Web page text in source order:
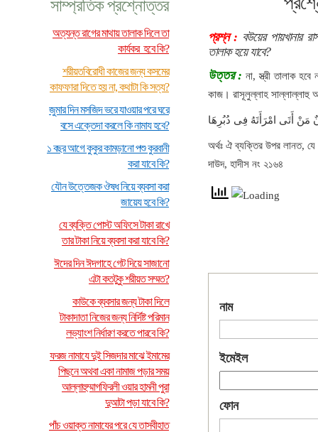
সাম্প্রতিক প্রশ্নোত্তর
অত্যন্ত রাগের মাথায় তালাক দিলে তা
কার্যকর হবে কি?
শরীয়তবিরোধী কাজের জন্য কসমের
কাফফারা দিতে হয় না, কথাটা কি সত্য?
জুমার দিন মসজিদ ভরে যাওয়ার পরে ঘরে
বসে এক্তেদা করলে কি নামায হবে?
১ বছর আগে কুকুর কামড়ানো পশু কুরবানী
করা যাবে কি?
যৌন উত্তেজক ঔষধ নিয়ে ব্যবসা করা
জায়েয হবে কি?
যে ব্যক্তি পোস্ট অফিসে টাকা রাখে
তার টাকা নিয়ে ব্যবসা করা যাবে কি?
ঈদের দিন ঈদগাহে গেট দিয়ে সাজানো
এটা কতটুকু শরীয়ত সম্মত?
কাউকে ব্যবসার জন্য টাকা দিলে
টাকাদাতা নিজের জন্য নির্দিষ্ট পরিমান
লভ্যাংশ নির্ধারণ করতে পারবে কি?
ফরজ নামাযে দুই সিজদার মাঝে ইমামের
পিছনে অথবা একা নামাজ পড়ার সময়
আল্লাহুম্মাগফিরলী ওয়ার হামনী পুরা
দুআটা পড়া যাবে কি?
পাঁচ ওয়াক্ত নামাযের পরে যে তাসবীহাত
প্রশ্ন : বউয়ের পায়খানার
তালাক হয়ে যাবে?
উত্তর : না, স্ত্রী তালাক
কাজ। রাসূলুল্লাহ সাল্লাল্লাহু
مَنْ أَتَى امْرَأَتَهُ فِى دُبُرِهَا
অর্থঃ ঐ ব্যক্তির উপর লানত, যে
দাউদ, হাদীস নং ২১৬৪
নাম
ইমেইল
ফোন